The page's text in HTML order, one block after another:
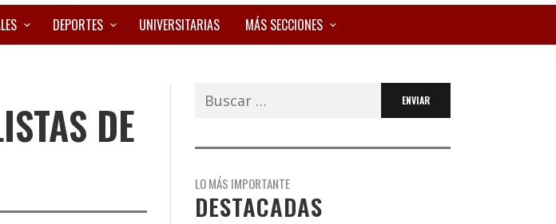
DEPORTES UNIVERSITARIAS MÁS SECCIONES
DE
Buscar:
LO MÁS IMPORTANTE
DESTACADAS